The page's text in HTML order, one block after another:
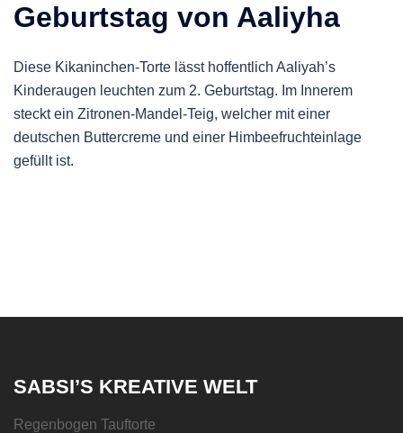
Geburtstag von Aaliyha
Diese Kikaninchen-Torte lässt hoffentlich Aaliyah’s
Kinderaugen leuchten zum 2. Geburtstag. Im Innerem
steckt ein Zitronen-Mandel-Teig, welcher mit einer
deutschen Buttercreme und einer Himbeefruchteinlage
gefüllt ist.
SABSI’S KREATIVE WELT
Regenbogen Tauftorte